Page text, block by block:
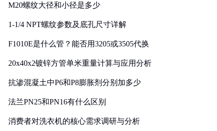
M20螺纹大径和小径是多少
1-1/4 NPT螺纹参数及底孔尺寸详解
F1010E是什么管？能否用3205或3505代换
20x40x2镀锌方管单米重量计算与应用分析
抗渗混凝土中P6和P8膨胀剂分别加多少
法兰PN25和PN16有什么区别
消费者对洗衣机的核心需求调研与分析